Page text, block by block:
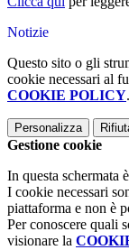
Notizie
Questo sito o gli
cookie necessari al
COOKIE POLICY.
Personalizza
Gestione cookie
In questa schermata
I cookie necessari
piattaforma e non è
Per conoscere quali
visionare la